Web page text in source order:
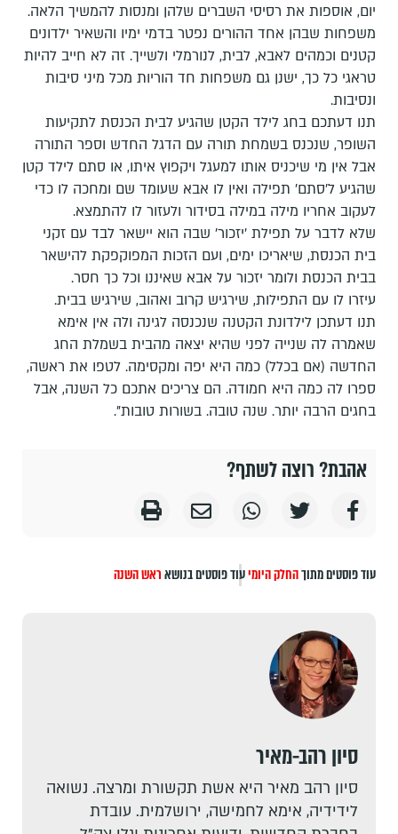
יום, אוספות את רסיסי השברים שלהן ומנסות להמשיך הלאה.
משפחות שבהן אחד ההורים נפטר בדמי ימיו והשאיר ילדונים
קטנים וכמהים לאבא, לבית, לנורמלי ולשייך. זה לא חייב להיות
טראגי כל כך, ישנן גם משפחות חד הוריות מכל מיני סיבות
ונסיבות.
תנו דעתכם בחג לילד הקטן שהגיע לבית הכנסת לתקיעות
השופר, שנכנס בשמחת תורה עם הדגל החדש וספר התורה
אבל אין מי שיכניס אותו למעגל ויקפוץ איתו, או סתם לילד קטן
שהגיע ל'סתם' תפילה ואין לו אבא שעומד שם ומחכה לו כדי
לעקוב אחריו מילה במילה בסידור ולעזור לו להתמצא.
שלא לדבר על תפילת 'יזכור' שבה הוא יישאר לבד עם זקני
בית הכנסת, שיאריכו ימים, ועם הזכות המפוקפקת להישאר
בבית הכנסת ולומר יזכור על אבא שאיננו וכל כך חסר.
עיזרו לו עם התפילות, שירגיש קרוב ואהוב, שירגיש בבית.
תנו דעתכן לילדונת הקטנה שנכנסה לגינה ולה אין אימא
שאמרה לה שנייה לפני שהיא יצאה מהבית בשמלת החג
החדשה (אם בכלל) כמה היא יפה ומקסימה. לטפו את ראשה,
ספרו לה כמה היא חמודה. הם צריכים אתכם כל השנה, אבל
בחגים הרבה יותר. שנה טובה. בשורות טובות".
אהבת? רוצה לשתף?
עוד פוסטים מתוךהחלק היומיעוד פוסטים בנושאראש השנה
סיון רהב-מאיר
סיון רהב מאיר היא אשת תקשורת ומרצה. נשואה
לידידיה, אימא לחמישה, ירושלמית. עובדת